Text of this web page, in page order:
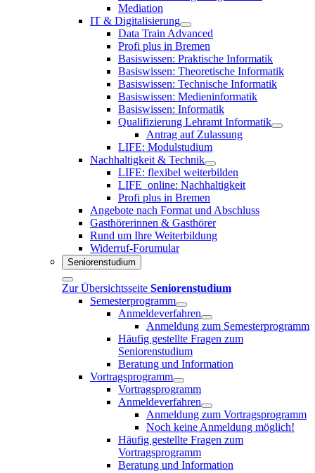
Mediation
IT & Digitalisierung
Data Train Advanced
Profi plus in Bremen
Basiswissen: Praktische Informatik
Basiswissen: Theoretische Informatik
Basiswissen: Technische Informatik
Basiswissen: Medieninformatik
Basiswissen: Informatik
Qualifizierung Lehramt Informatik
Antrag auf Zulassung
LIFE: Modulstudium
Nachhaltigkeit & Technik
LIFE: flexibel weiterbilden
LIFE_online: Nachhaltigkeit
Profi plus in Bremen
Angebote nach Format und Abschluss
Gasthörerinnen & Gasthörer
Rund um Ihre Weiterbildung
Widerruf-Forumular
Seniorenstudium
Zur Übersichtsseite Seniorenstudium
Semesterprogramm
Anmeldeverfahren
Anmeldung zum Semesterprogramm
Häufig gestellte Fragen zum
Seniorenstudium
Beratung und Information
Vortragsprogramm
Vortragsprogramm
Anmeldeverfahren
Anmeldung zum Vortragsprogramm
Noch keine Anmeldung möglich!
Häufig gestellte Fragen zum
Vortragsprogramm
Beratung und Information